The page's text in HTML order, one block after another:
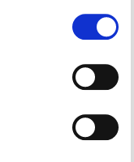
Laavua
kuuluva